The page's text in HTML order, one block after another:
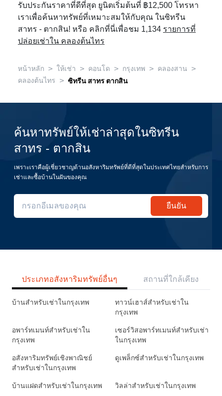
รับประกันราคาที่ดีที่สุด ยูนิตเริ่มต้นที่ ฿12,500 โทรหา
เราเพื่อค้นหาทรัพย์ที่เหมาะสมให้กับคุณ ในซิทรีน
สาทร - ตากสิน! หรือ คลิกที่นี่เพื่อชม 1,134 รายการที่
ปล่อยเช่าใน คลองต้นไทร
หน้าหลัก > ให้เช่า > คอนโด > กรุงเทพ > คลองสาน >
คลองต้นไทร > ซิทรีน สาทร ตากสิน
ค้นหาทรัพย์ให้เช่าล่าสุดในซิทรีน
สาทร - ตากสิน
เพราะเราคือผู้เชี่ยวชาญด้านอสังหาริมทรัพย์ที่ดีที่สุดในประเทศไทยสำหรับการ
เช่าและซื้อบ้านในฝันของคุณ
ยืนยัน
ประเภทอสังหาริมทรัพย์อื่นๆ สถานที่ใกล้เคียง
บ้านสำหรับเช่าในกรุงเทพ
ทาวน์เฮาส์สำหรับเช่าใน
กรุงเทพ
อพาร์ทเมนท์สำหรับเช่าใน
กรุงเทพ
เซอร์วิสอพาร์ทเมนท์สำหรับเช่า
ในกรุงเทพ
อสังหาริมทรัพย์เชิงพาณิชย์
สำหรับเช่าในกรุงเทพ
ดูเพล็กซ์สำหรับเช่าในกรุงเทพ
บ้านแฝดสำหรับเช่าในกรุงเทพ วิลล่าสำหรับเช่าในกรุงเทพ